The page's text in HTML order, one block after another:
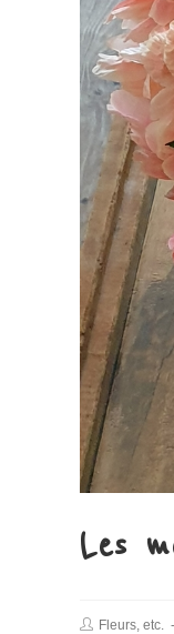
Les
Fleurs, etc.